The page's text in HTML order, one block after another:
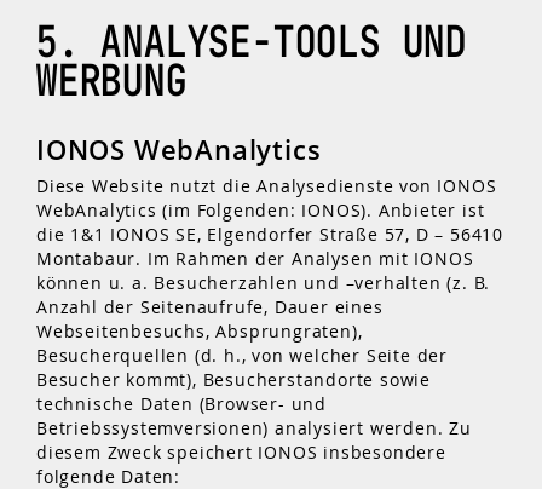
5. ANALYSE-TOOLS UND
WERBUNG
IONOS WebAnalytics
Diese Website nutzt die Analysedienste von IONOS
WebAnalytics (im Folgenden: IONOS). Anbieter ist
die 1&1 IONOS SE, Elgendorfer Straße 57, D – 56410
Montabaur. Im Rahmen der Analysen mit IONOS
können u. a. Besucherzahlen und –verhalten (z. B.
Anzahl der Seitenaufrufe, Dauer eines
Webseitenbesuchs, Absprungraten),
Besucherquellen (d. h., von welcher Seite der
Besucher kommt), Besucherstandorte sowie
technische Daten (Browser- und
Betriebssystemversionen) analysiert werden. Zu
diesem Zweck speichert IONOS insbesondere
folgende Daten: